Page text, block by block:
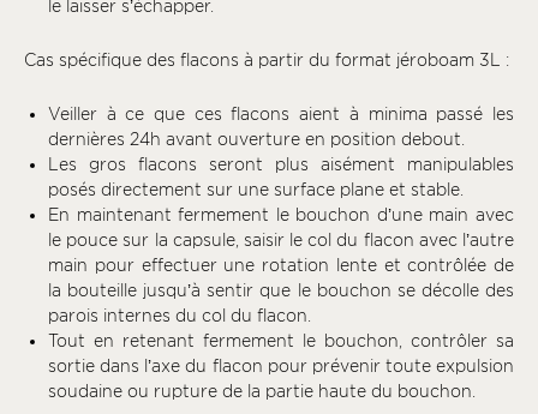
le laisser s’échapper.
Cas spécifique des flacons à partir du format jéroboam 3L :
Veiller à ce que ces flacons aient à minima passé les
dernières 24h avant ouverture en position debout.
Les gros flacons seront plus aisément manipulables
posés directement sur une surface plane et stable.
En maintenant fermement le bouchon d’une main avec
le pouce sur la capsule, saisir le col du flacon avec l’autre
main pour effectuer une rotation lente et contrôlée de
la bouteille jusqu’à sentir que le bouchon se décolle des
parois internes du col du flacon.
Tout en retenant fermement le bouchon, contrôler sa
sortie dans l’axe du flacon pour prévenir toute expulsion
soudaine ou rupture de la partie haute du bouchon.